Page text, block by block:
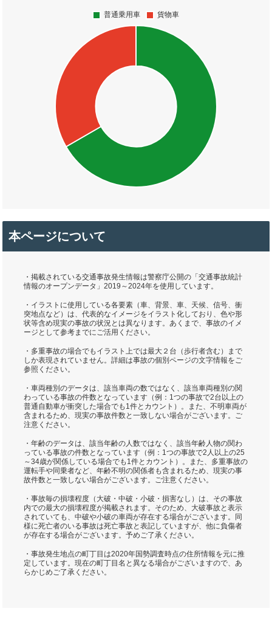
本ページについて
・掲載されている交通事故発生情報は警察庁公開の「交通事故統計
情報のオープンデータ」2019～2024年を使用しています。
・イラストに使用している各要素（車、背景、車、天候、信号、衝
突地点など）は、代表的なイメージをイラスト化しており、色や形
状等含め現実の事故の状況とは異なります。あくまで、事故のイメ
ージとして参考までにご活用ください。
・多重事故の場合でもイラスト上では最大２台（歩行者含む）まで
しか表現されていません。詳細は事故の個別ページの文字情報をご
参照ください。
・車両種別のデータは、該当車両の数ではなく、該当車両種別の関
わっている事故の件数となっています（例：1つの事故で2台以上の
普通自動車が衝突した場合でも1件とカウント）。また、不明車両が
含まれるため、現実の事故件数と一致しない場合がございます。ご
注意ください。
・年齢のデータは、該当年齢の人数ではなく、該当年齢人物の関わ
っている事故の件数となっています（例：1つの事故で2人以上の25
～34歳が関係している場合でも1件とカウント）。また、多重事故の
運転手や同乗者など、年齢不明の関係者も含まれるため、現実の事
故件数と一致しない場合がございます。ご注意ください。
・事故毎の損壊程度（大破・中破・小破・損害なし）は、その事故
内での最大の損壊程度が掲載されます。そのため、大破事故と表示
されていても、中破や小破の車両が存在する場合がございます。同
様に死亡者のいる事故は死亡事故と表記していますが、他に負傷者
が存在する場合がございます。予めご了承ください。
・事故発生地点の町丁目は2020年国勢調査時点の住所情報を元に推
定しています。現在の町丁目名と異なる場合がございますので、あ
らかじめご了承ください。